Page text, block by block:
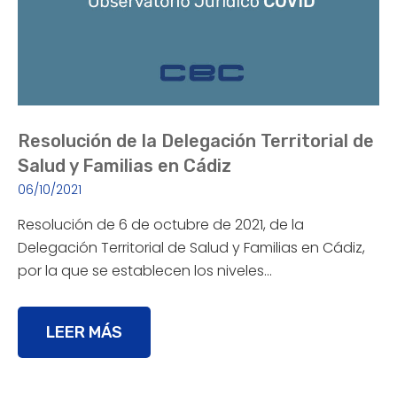
Resolución de la Delegación Territorial de
Salud y Familias en Cádiz
06/10/2021
Resolución de 6 de octubre de 2021, de la
Delegación Territorial de Salud y Familias en Cádiz,
por la que se establecen los niveles…
LEER MÁS